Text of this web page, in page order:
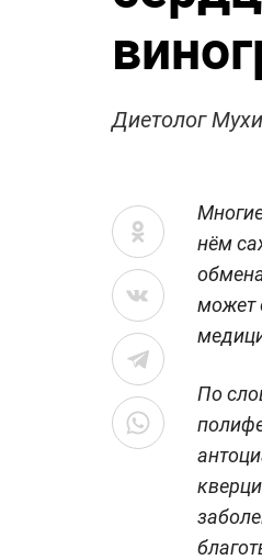
Диетолог
нём
может
По